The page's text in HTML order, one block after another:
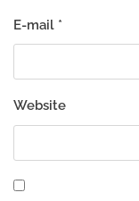
E-mail *
Website